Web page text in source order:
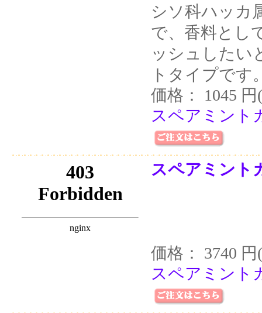
シソ科ハッカ
で、香料とし
ッシュしたい
トタイプです
価格： 1045
スペアミン
スペアミン
価格： 3740
スペアミン